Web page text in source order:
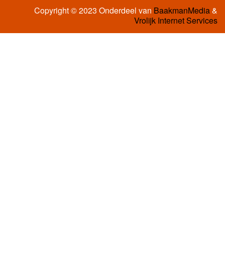
Copyright © 2023 Onderdeel van BaakmanMedia&
Vrolijk Internet Services